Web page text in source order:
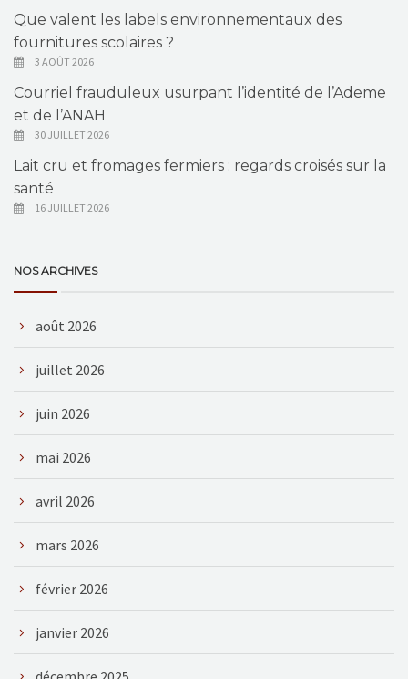
Que valent les labels environnementaux des
fournitures scolaires ?
3 AOÛT 2026
Courriel frauduleux usurpant l’identité de l’Ademe
et de l’ANAH
30 JUILLET 2026
Lait cru et fromages fermiers : regards croisés sur la
santé
16 JUILLET 2026
NOS ARCHIVES
août 2026
juillet 2026
juin 2026
mai 2026
avril 2026
mars 2026
février 2026
janvier 2026